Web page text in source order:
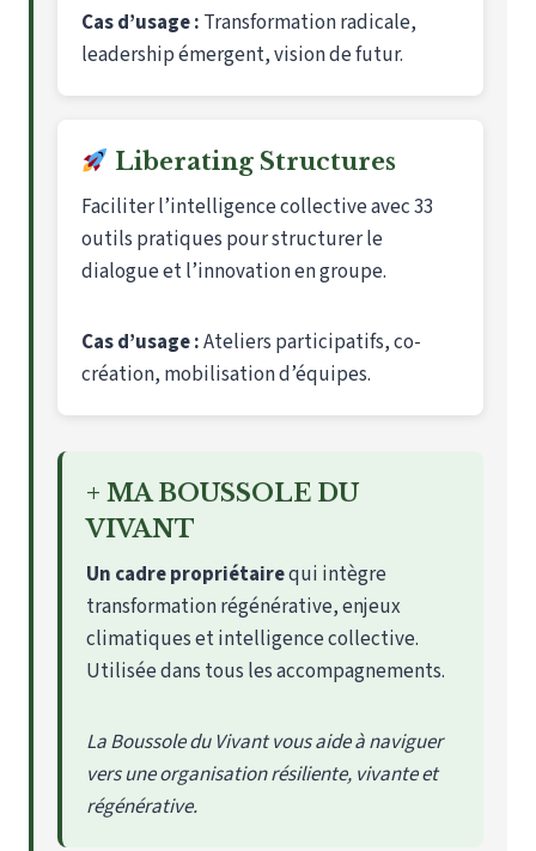
Cas d’usage : Transformation radicale,
leadership émergent, vision de futur.
Liberating Structures
Faciliter l’intelligence collective avec 33
outils pratiques pour structurer le
dialogue et l’innovation en groupe.
Cas d’usage :Ateliers participatifs, co-
création, mobilisation d’équipes.
+ MA BOUSSOLE DU
VIVANT
Un cadre propriétairequi intègre
transformation régénérative, enjeux
climatiques et intelligence collective.
Utilisée dans tous les accompagnements.
La Boussole du Vivant vous aide à naviguer
vers une organisation résiliente, vivante et
régénérative.